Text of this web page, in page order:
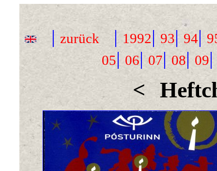
| zurück| 1992| 93| 94|
05|06|07| 08| 09
<